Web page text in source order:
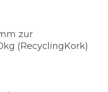
zur
(RecyclingKork)